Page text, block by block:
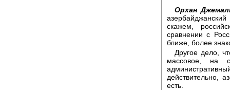
Орхан
скажем,
сравнении с
ближе, более
Другое дело,
массовое, на
действительно,
есть.